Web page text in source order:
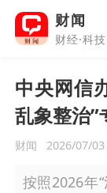
财闻
财经·科
中央网信
乱象整治”
财闻 2026/07/
按照2026年